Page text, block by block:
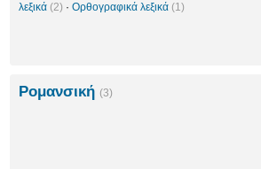
λεξικά (2) · Ορθογραφικά λεξικά (1)
Ρομανσική (3)